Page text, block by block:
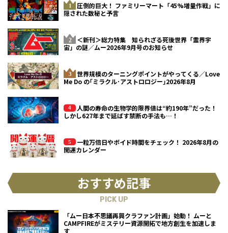
圧倒的巨大！ ファミリーマート「45%増量作戦」に
隠された数秘と予言
＜新刊＞総力特集 知られざる死後世界「霊界宇
宙」の謎／ムー2026年9月号のお知らせ
世界規模のターニングポイントがやってくる／Love
Me Do の｢ミラクル･アストロロジー｣2026年8月
人間の寿命の生物学的限界値は“約190年”だった！
しかし627年まで延ばす禁断の手法も…！
一粒万倍日やボイド時間をチェック！ 2026年8月の
開運カレンダー
おすすめ記事
PICK UP
「ムー日本不思議再興クラファン計画」始動！ ムーと
CAMPFIREがミステリー資源開拓で地方創生を加速しま
す